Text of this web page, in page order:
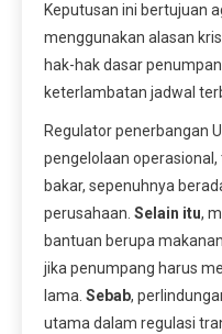
Keputusan ini bertujuan
menggunakan alasan
hak-hak dasar
keterlambatan jadwal
Regulator penerbangan
pengelolaan
bakar, sepenuhnya
perusahaan. Selain itu,
bantuan berupa
jika penumpang harus
lama. Sebab,
utama dalam regulasi